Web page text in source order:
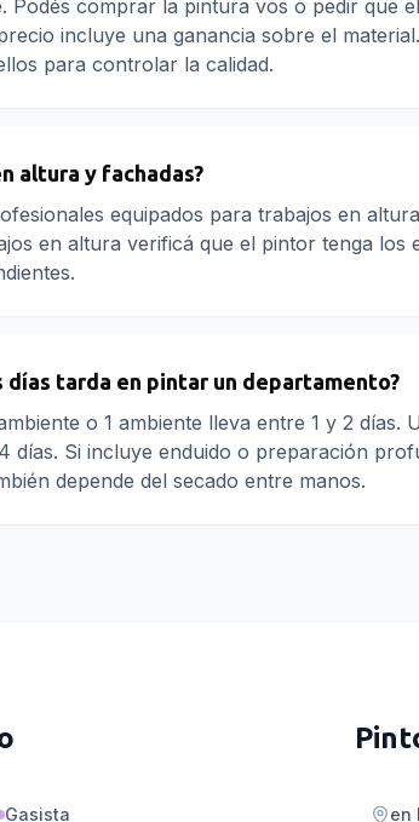
Podés comprar la pintura vos o pedir que
incluye una ganancia sobre el
para controlar la calidad.
altura y fachadas?
equipados para trabajos en
en altura verificá que el pintor tenga los
días tarda en pintar un departamento?
o 1 ambiente lleva entre 1 y 2 días.
días. Si incluye enduido o preparación
depende del secado entre manos.
Gasista en